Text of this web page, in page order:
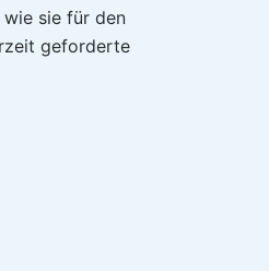
sie für den
geforderte